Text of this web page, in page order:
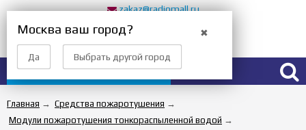
✖
Москва ваш город?
Да Выбрать другой город
zakaz@radiomall.ru
Прием заказов 24 часа
Вход Регистрация
Каталог товаров
Главная → Средства пожаротушения →
Модули пожаротушения тонкораспыленной водой →